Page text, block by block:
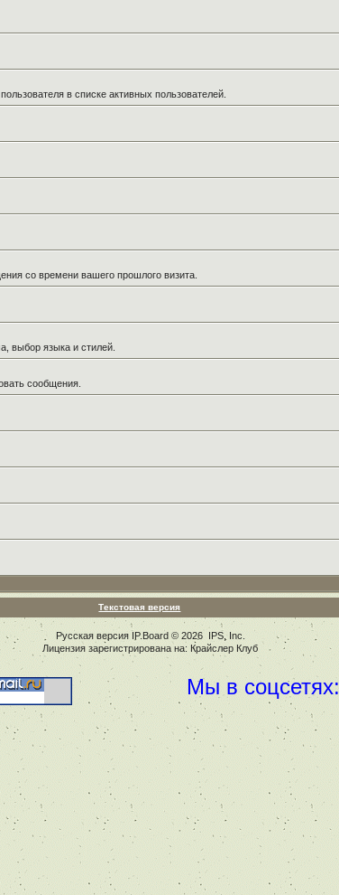
в списке активных пользователей.
со времени вашего прошлого визита.
выбор языка и стилей.
сообщения.
Текстовая версия
Русская версия IP.Board© 2026 IPS, Inc
Лицензия зарегистрирована на: Крайслер Клуб
Мы в соцсетях: